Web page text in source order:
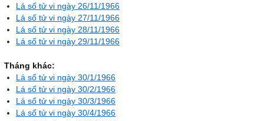
Lá số tử vi ngày 26/11/1966
Lá số tử vi ngày 27/11/1966
Lá số tử vi ngày 28/11/1966
Lá số tử vi ngày 29/11/1966
Tháng khác:
Lá số tử vi ngày 30/1/1966
Lá số tử vi ngày 30/2/1966
Lá số tử vi ngày 30/3/1966
Lá số tử vi ngày 30/4/1966